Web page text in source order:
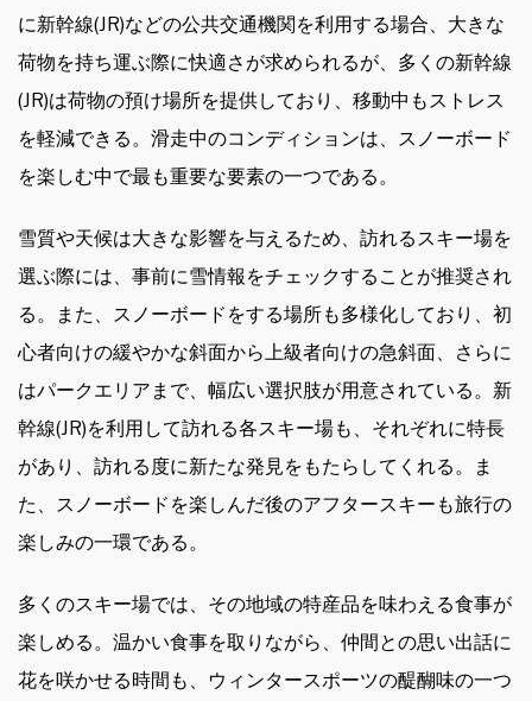
に新幹線(JR)などの公共交通機関を利用する場合、大きな
荷物を持ち運ぶ際に快適さが求められるが、多くの新幹線
(JR)は荷物の預け場所を提供しており、移動中もストレス
を軽減できる。滑走中のコンディションは、スノーボード
を楽しむ中で最も重要な要素の一つである。
雪質や天候は大きな影響を与えるため、訪れるスキー場を
選ぶ際には、事前に雪情報をチェックすることが推奨され
る。また、スノーボードをする場所も多様化しており、初
心者向けの緩やかな斜面から上級者向けの急斜面、さらに
はパークエリアまで、幅広い選択肢が用意されている。新
幹線(JR)を利用して訪れる各スキー場も、それぞれに特長
があり、訪れる度に新たな発見をもたらしてくれる。ま
た、スノーボードを楽しんだ後のアフタースキーも旅行の
楽しみの一環である。
多くのスキー場では、その地域の特産品を味わえる食事が
楽しめる。温かい食事を取りながら、仲間との思い出話に
花を咲かせる時間も、ウィンタースポーツの醍醐味の一つ